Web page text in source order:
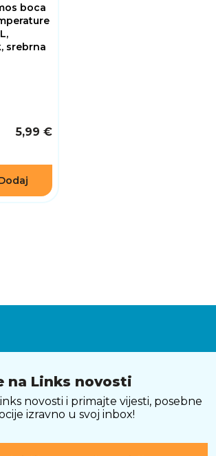
boca
srebrna
5,99 €
na Links novosti
novosti i primajte vijesti, posebne
izravno u svoj inbox!